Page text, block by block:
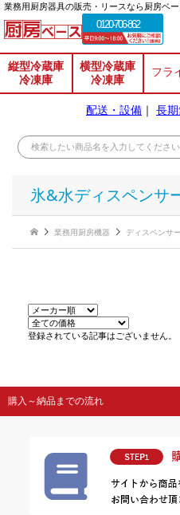
業務⽤厨房器具の販売・リースなら厨房ベー
0120-706-862
縦型冷蔵庫
冷凍庫
横型冷蔵庫
冷凍庫
フラ
配送・設備 ｜ 長
氷&水ディスペンサ
業務用厨房機器 ディスペンサー
登録されている記事はございません。
購入～納品までの流れ